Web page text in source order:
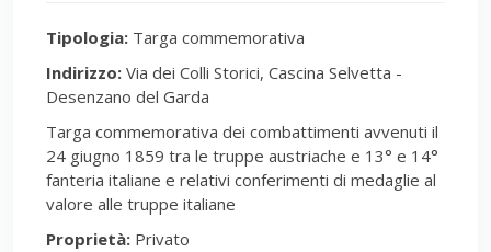
Tipologia: Targa commemorativa
Indirizzo: Via dei Colli Storici, Cascina Selvetta -
Desenzano del Garda
Targa commemorativa dei combattimenti avvenuti il
24 giugno 1859 tra le truppe austriache e 13° e 14°
fanteria italiane e relativi conferimenti di medaglie al
valore alle truppe italiane
Proprietà: Privato